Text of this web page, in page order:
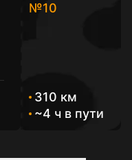
№10
310 км
~4 ч в пути